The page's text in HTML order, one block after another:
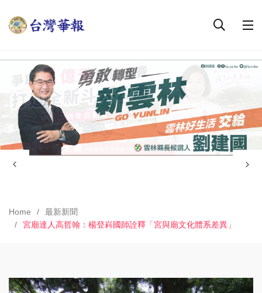
Home
最新新聞
宮廟達人高哲翰：楊登嵙國師詮釋「宮與廟文化體系差異」